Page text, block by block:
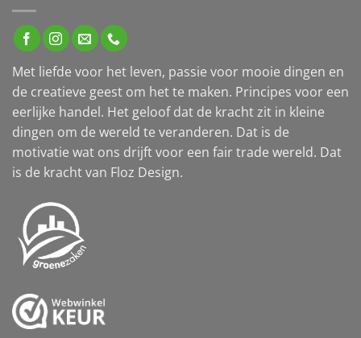
Met liefde voor het leven, passie voor mooie dingen en
de creatieve geest om het te maken. Principes voor een
eerlijke handel. Het geloof dat de kracht zit in kleine
dingen om de wereld te veranderen. Dat is de
motivatie wat ons drijft voor een fair trade wereld. Dat
is de kracht van Floz Design.